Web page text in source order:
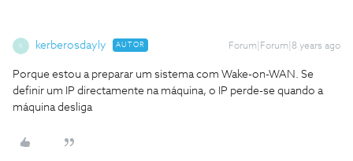
K kerberosdayly AUTOR Forum|Forum|8 years ago
Porque estou a preparar um sistema com Wake-on-WAN. Se
definir um IP directamente na máquina, o IP perde-se quando a
máquina desliga